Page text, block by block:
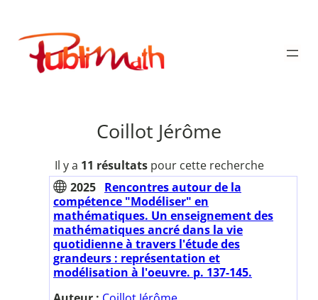
contenu
Publimath
Coillot Jérôme
Il y a 11 résultatspour cette recherche
2025 Rencontres autour de la
compétence "Modéliser" en
mathématiques. Un enseignement des
mathématiques ancré dans la vie
quotidienne à travers l'étude des
grandeurs : représentation et
modélisation à l'oeuvre. p. 137-145.